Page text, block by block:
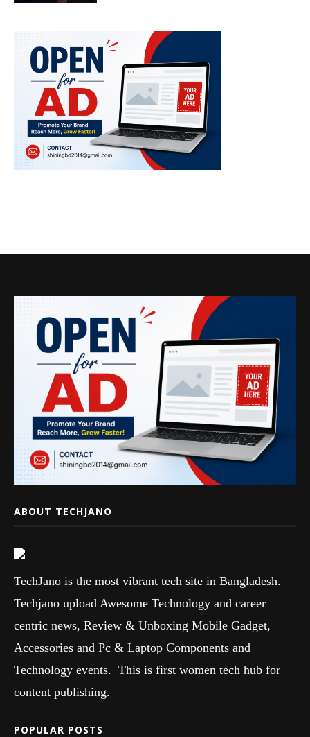
ABOUT TECHJANO
TechJano is the most vibrant tech site in Bangladesh.
Techjano upload Awesome Technology and career
centric news, Review & Unboxing Mobile Gadget,
Accessories and Pc & Laptop Components and
Technology events. This is first women tech hub for
content publishing.
POPULAR POSTS